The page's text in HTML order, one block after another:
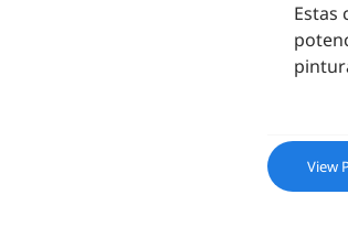
Estas
View